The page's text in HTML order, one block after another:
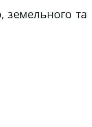
земельного та